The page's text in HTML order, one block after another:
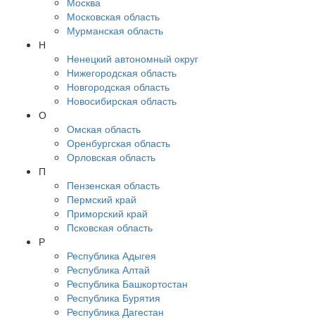
Московская область
Мурманская область
Н
Ненецкий автономный округ
Нижегородская область
Новгородская область
Новосибирская область
О
Омская область
Оренбургская область
Орловская область
П
Пензенская область
Пермский край
Приморский край
Псковская область
Р
Республика Адыгея
Республика Алтай
Республика Башкортостан
Республика Бурятия
Республика Дагестан